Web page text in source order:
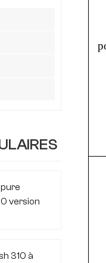
version
310 à